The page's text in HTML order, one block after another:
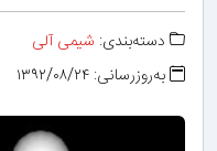
دسته‌بندی: شیمی آلی
به‌روزرسانی: ۱۳۹۲/۰۸/۲۴